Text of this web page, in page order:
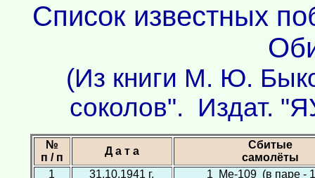
Список известных
(Из книги М. Ю.
соколов". Издат.
№
п / п
Д а т а
Сбитые
самолёты
1
31.10.1941 г.
1 Ме-109 (в паре -